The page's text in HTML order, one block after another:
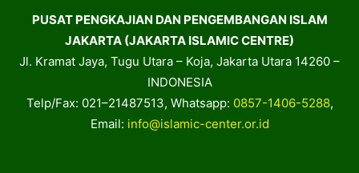
PUSAT PENGKAJIAN DAN PENGEMBANGAN ISLAM
JAKARTA (JAKARTA ISLAMIC CENTRE)
Jl. Kramat Jaya, Tugu Utara – Koja, Jakarta Utara 14260 –
INDONESIA
Telp/Fax: 021–21487513, Whatsapp: 0857-1406-5288,
Email: info@islamic-center.or.id